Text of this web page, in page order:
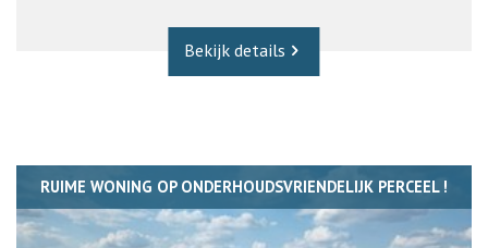
Bekijk details
RUIME WONING OP ONDERHOUDSVRIENDELIJK PERCEEL !